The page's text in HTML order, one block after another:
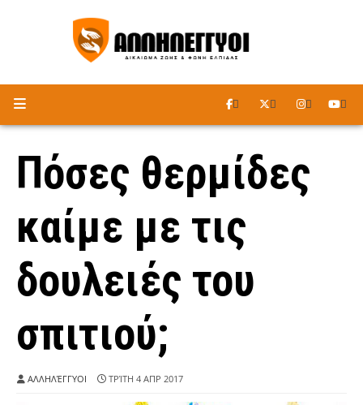
ΑΚΟΥΣΤΕ ΤΟ ΡΑΔΙΟΦΩΝΟ
Πόσες θερμίδες
καίμε με τις
δουλειές του
σπιτιού;
ΑΛΛΗΛΈΓΓΥΟΙ ΤΡΊΤΗ 4 ΑΠΡ 2017